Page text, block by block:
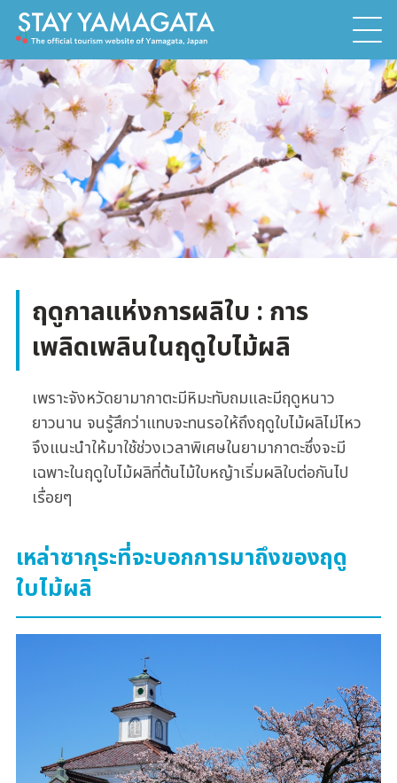
ฤดูกาลแห่งการผลิใบ : การ
เพลิดเพลินในฤดูใบไม้ผลิ
เพราะจังหวัดยามากาตะมีหิมะทับถมและมีฤดูหนาว
ยาวนาน จนรู้สึกว่าแทบจะทนรอให้ถึงฤดูใบไม้ผลิไม่ไหว
จึงแนะนำให้มาใช้ช่วงเวลาพิเศษในยามากาตะซึ่งจะมี
เฉพาะในฤดูใบไม้ผลิที่ต้นไม้ใบหญ้าเริ่มผลิใบต่อกันไป
เรื่อยๆ
เหล่าซากุระที่จะบอกการมาถึงของฤดู
ใบไม้ผลิ